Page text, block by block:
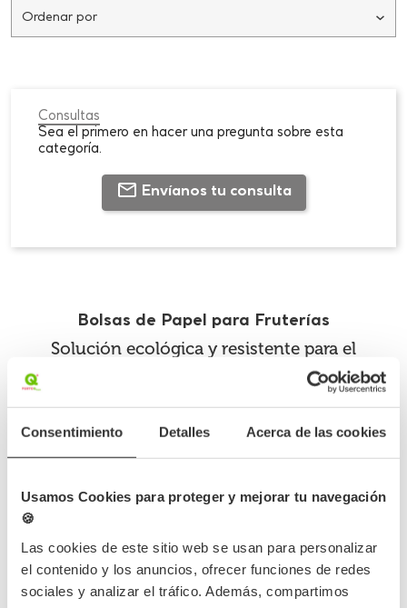
Consentimiento Detalles Acerca de las cookies
Usamos Cookies para proteger y mejorar tu navegación
🍪
Las cookies de este sitio web se usan para personalizar
el contenido y los anuncios, ofrecer funciones de redes
sociales y analizar el tráfico. Además, compartimos
Ordenar por
Consultas
Sea el primero en hacer una pregunta sobre esta
categoría.
Envíanos tu consulta
Bolsas de Papel para Fruterías
Solución ecológica y resistente para el
transporte de frutas y verduras
Las bolsas de papel para fruterías están especialmente
productos frescos, ofreciendo una alternativa sostenible y
práctica frente a las bolsas de plástico tradicionales. Son
granel que apuestan por el consumo responsable.
Materiales robustos y aptos para alimentos
frescos
Fabricadas en papel kraft de alto gramaje, estas bolsas
soportan perfectamente el peso de frutas y hortalizas sin